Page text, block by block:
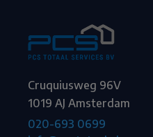
Cruquiusweg 96V
1019 AJ Amsterdam
020-693 0699